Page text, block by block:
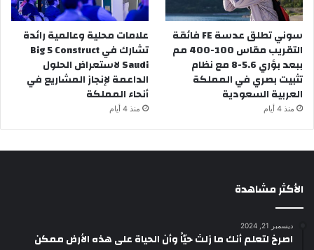
سوني تطلق عدسة FE فائقة
التقريب مقاس 100-400 مم
ببعد بؤري 5.6-8 مع نظام
تثبيت بصري في المملكة
العربية السعودية
منذ 4 أيام
علامات محلية وعالمية رائدة
تشارك في Big 5 Construct
Saudi لاستعراض الحلول
الداعمة لإنجاز المشاريع في
أنحاء المملكة
منذ 4 أيام
الأكثر مشاهدة
ديسمبر 21, 2024
‫اصرخ لتعلم أنك ما زلتَ حيّاً وأن الحياة على هذه الأرض ممكن